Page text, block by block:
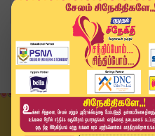
Home
வீடியோ ஸ்டோரி
"ஆம்னி பேருந்து